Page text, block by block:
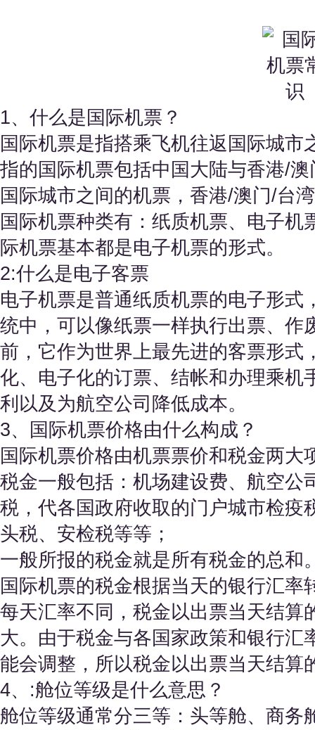
1、什么是国际机票？
国际机票是指搭乘飞机往返国际城
指的国际机票包括中国大陆与香港/
国际城市之间的机票，香港/澳门/台
国际机票种类有：纸质机票、电子
际机票基本都是电子机票的形式。
2:什么是电子客票
电子机票是普通纸质机票的电子形
统中，可以像纸票一样执行出票、作
前，它作为世界上最先进的客票形式
化、电子化的订票、结帐和办理乘机
利以及为航空公司降低成本。
3、国际机票价格由什么构成？
国际机票价格由机票票价和税金两大
税金一般包括：机场建设费、航空公
税，代各国政府收取的门户城市检疫
头税、安检税等等；
一般所报的税金就是所有税金的总和
国际机票的税金根据当天的银行汇
每天汇率不同，税金以出票当天结算
大。由于税金与各国家政策和银行汇
能会调整，所以税金以出票当天结算
4、:舱位等级是什么意思？
舱位等级通常分三等：头等舱、商务